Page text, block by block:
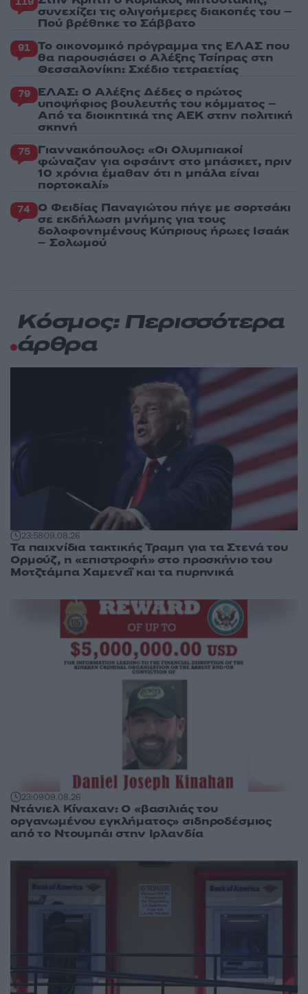
συνεχίζει τις ολιγοήμερες διακοπές του –
Πού βρέθηκε το Σάββατο
91 Το οικονομικό πρόγραμμα της ΕΛΑΣ που
θα παρουσιάσει ο Αλέξης Τσίπρας στη
Θεσσαλονίκη: Σχέδιο τετραετίας
79 ΕΛΑΣ: Ο Αλέξης Δέδες ο πρώτος
υποψήφιος βουλευτής του κόμματος –
Από τα διοικητικά της ΑΕΚ στην πολιτική
σκηνή
75 Γιαννακόπουλος: «Οι Ολυμπιακοί
φώναζαν για οφσάιντ στο μπάσκετ, πριν
10 χρόνια έμαθαν ότι η μπάλα είναι
πορτοκαλί»
74 Ο Φειδίας Παναγιώτου πήγε με σορτσάκι
σε εκδήλωση μνήμης για τους
δολοφονημένους Κύπριους ήρωες Ισαάκ
– Σολωμού
Κόσμος: Περισσότερα
άρθρα
23:5809.08.26
Τα παιχνίδια τακτικής Τραμπ για τα Στενά του
Ορμούζ, η «επιστροφή» στο προσκήνιο του
Μοτζτάμπα Χαμενεΐ και τα πυρηνικά
23:0909.08.26
Ντάνιελ Κίναχαν: Ο «βασιλιάς του
οργανωμένου εγκλήματος» σιδηροδέσμιος
από το Ντουμπάι στην Ιρλανδία